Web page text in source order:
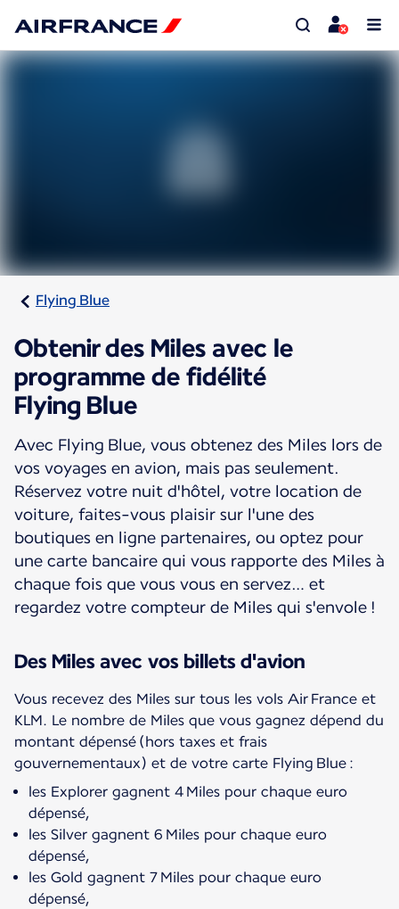
Flying Blue
Obtenir des Miles avec le
programme de fidélité
Flying Blue
Avec Flying Blue, vous obtenez des Miles lors de
vos voyages en avion, mais pas seulement.
Réservez votre nuit d'hôtel, votre location de
voiture, faites-vous plaisir sur l'une des
boutiques en ligne partenaires, ou optez pour
une carte bancaire qui vous rapporte des Miles à
chaque fois que vous vous en servez… et
regardez votre compteur de Miles qui s'envole !
Des Miles avec vos billets d'avion
Vous recevez des Miles sur tous les vols Air France et
KLM. Le nombre de Miles que vous gagnez dépend du
montant dépensé (hors taxes et frais
les Explorer gagnent 4 Miles pour chaque euro
dépensé,
les Silver gagnent 6 Miles pour chaque euro
dépensé,
les Gold gagnent 7 Miles pour chaque euro
dépensé,